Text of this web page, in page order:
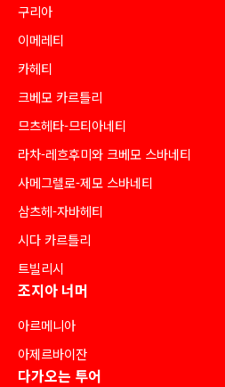
구리아
이메레티
카헤티
크베모 카르틀리
므츠헤타-므티아네티
라차-레흐후미와 크베모 스바네티
사메그렐로-제모 스바네티
삼츠헤-자바헤티
시다 카르틀리
트빌리시
조지아 너머
아르메니아
아제르바이잔
다가오는 투어